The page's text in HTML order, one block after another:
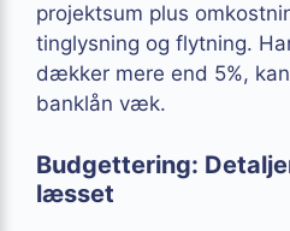
projektsum plus
tinglysning og flytning.
dækker mere end 5%,
banklån væk.
Budgettering:
læsset